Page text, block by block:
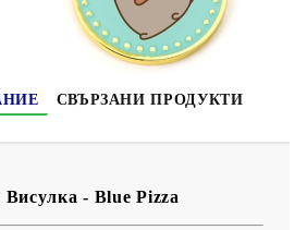
СВЪРЗАНИ ПРОДУКТИ
Висулка - Blue Pizza